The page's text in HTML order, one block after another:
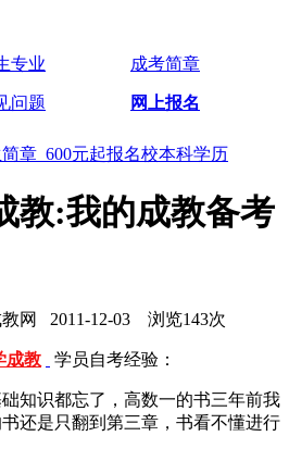
专业 成考简章
问题 网上报名
章 600元起报名校本科学历
教:我的成教备考
网 2011-12-03 浏览143次
成教 学员自考经验：
知识都忘了，高数一的书三年前我
还是只翻到第三章，书看不懂进行